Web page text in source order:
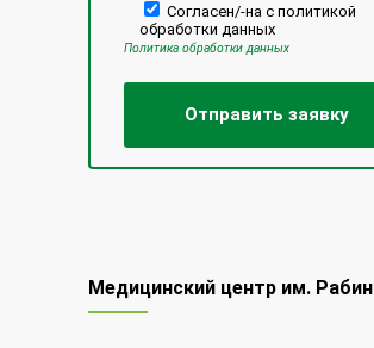
Согласен/-на с политикой
обработки данных
Политика обработки данных
Медицинский центр им. Рабин